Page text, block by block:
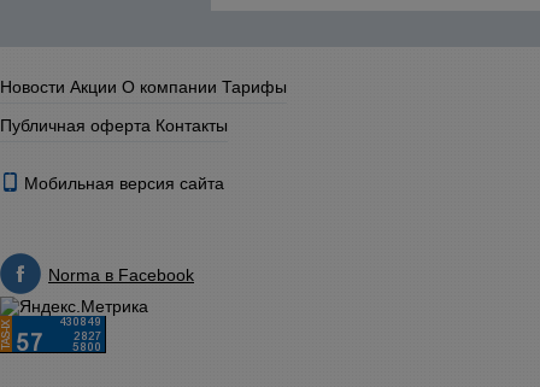
Новости Акции О компании Тарифы
Публичная оферта Контакты
Мобильная версия сайта
Norma в Facebook